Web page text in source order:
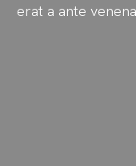
erat a ante